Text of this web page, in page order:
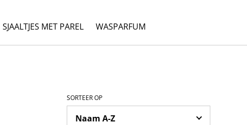
SJAALTJES MET PAREL WASPARFUM
SORTEER OP